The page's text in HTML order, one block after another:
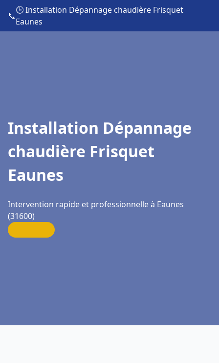
📞
🕒 Installation Dépannage chaudière Frisquet
Eaunes
Installation Dépannage
chaudière Frisquet
Eaunes
Intervention rapide et professionnelle à Eaunes
(31600)